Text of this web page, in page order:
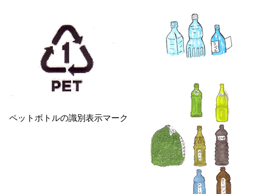
ペットボトルの識別表示マーク